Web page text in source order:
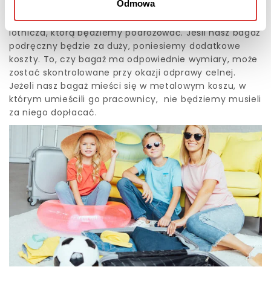
Odmowa
wymiarów zewnętrznych torby. Jednak przed wylotem
sprawdźmy dokładnie jakie kryteria przedstawia linia
lotnicza, którą będziemy podróżować. Jeśli nasz bagaż
podręczny będzie za duży, poniesiemy dodatkowe
koszty. To, czy bagaż ma odpowiednie wymiary, może
zostać skontrolowane przy okazji odprawy celnej.
Jeżeli nasz bagaż mieści się w metalowym koszu, w
którym umieścili go pracownicy, nie będziemy musieli
za niego dopłacać.